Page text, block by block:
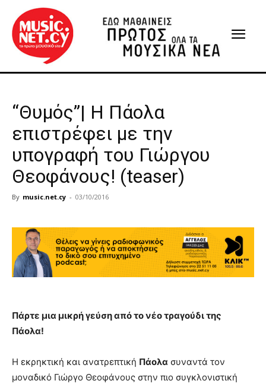
“Θυμός”| Η Πάολα
επιστρέφει με την
υπογραφή του Γιώργου
Θεοφάνους! (teaser)
By music.net.cy - 03/10/2016
Πάρτε μια μικρή γεύση από το νέο τραγούδι της
Πάολα!
Η εκρηκτική και ανατρεπτική Πάολα συναντά τον
μοναδικό Γιώργο Θεοφάνους στην πιο συγκλονιστική